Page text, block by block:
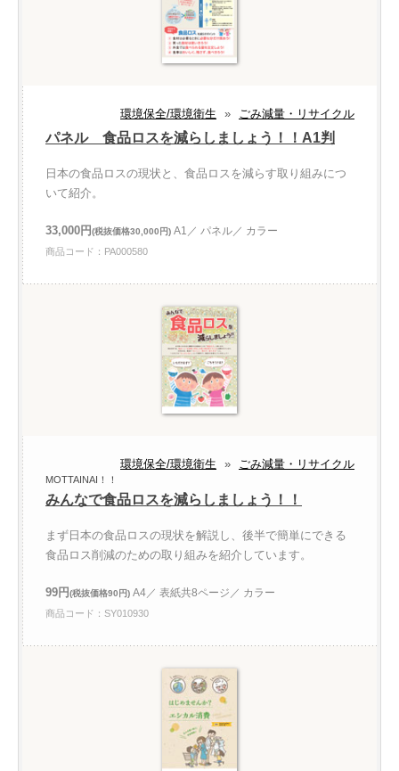
環境保全/環境衛生 » ごみ減量・リサイクル
パネル 食品ロスを減らしましょう！！A1判
日本の食品ロスの現状と、食品ロスを減らす取り組みにつ
いて紹介。
33,000円(税抜価格30,000円) A1／ パネル／ カラー
商品コード：PA000580
環境保全/環境衛生 » ごみ減量・リサイクル
MOTTAINAI！！
みんなで食品ロスを減らしましょう！！
まず日本の食品ロスの現状を解説し、後半で簡単にできる
食品ロス削減のための取り組みを紹介しています。
99円(税抜価格90円) A4／ 表紙共8ページ／ カラー
商品コード：SY010930